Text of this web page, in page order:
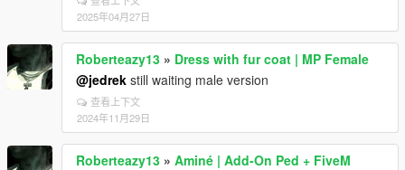
2025年04月27日
Roberteazy13 » Dress with fur coat | MP Female
@jedrek still waiting male version
查看上下文
2024年11月29日
Roberteazy13 » Aminé | Add-On Ped + FiveM